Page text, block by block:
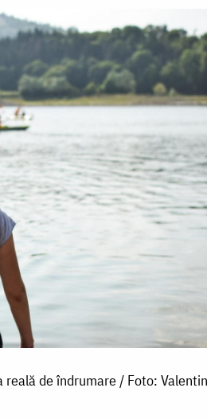
de îndrumare / Foto: